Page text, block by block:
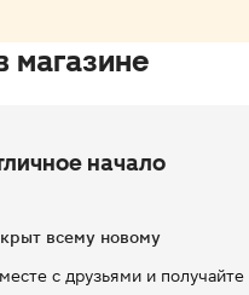
магазине
начало
всему новому
с друзьями и